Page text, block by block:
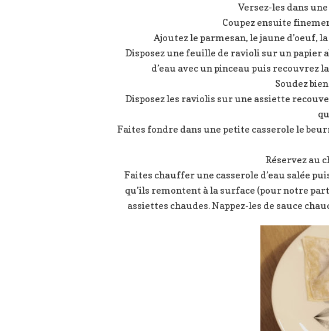
Versez-les dans
Coupez ensuite
Ajoutez le parmesan, le jaune d’oeuf,
Disposez une feuille de ravioli sur un papier
d’eau avec un pinceau puis recouvrez
Soudez
Disposez les raviolis sur une assiette
Faites fondre dans une petite casserole le
Réservez au
Faites chauffer une casserole d’eau salée
qu’ils remontent à la surface (pour notre
assiettes chaudes. Nappez-les de sauce